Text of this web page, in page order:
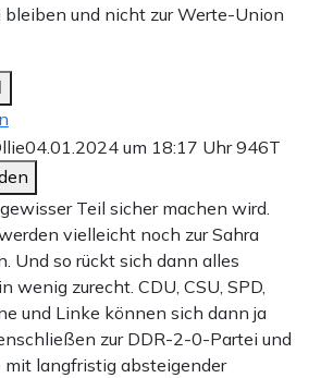
bleiben und nicht zur Werte-Union
04.01.2024 um 18:17 Uhr946T
Teil sicher machen wird.
vielleicht noch zur Sahra
Und so rückt sich dann alles
wenig zurecht. CDU, CSU, SPD,
und Linke können sich dann ja
zur DDR-2-0-Partei und
mit langfristig absteigender